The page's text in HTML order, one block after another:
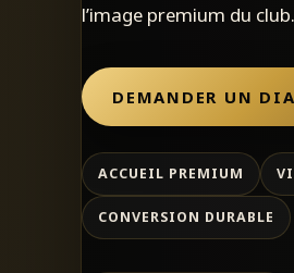
l’image premium du club.
DEMANDER UN
ACCUEIL PREMIUM
CONVERSION DURABLE